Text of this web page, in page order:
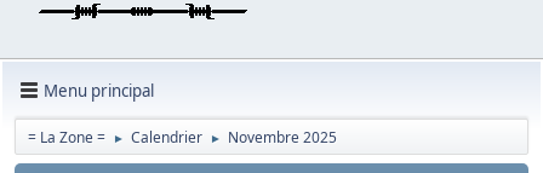
Menu principal
= La Zone = ► Calendrier ► Novembre 2025